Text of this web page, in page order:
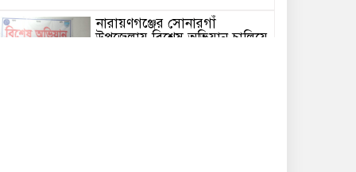
নারায়ণগঞ্জের সোনারগাঁ
উপজেলায় বিশেষ অভিযান চালিয়ে